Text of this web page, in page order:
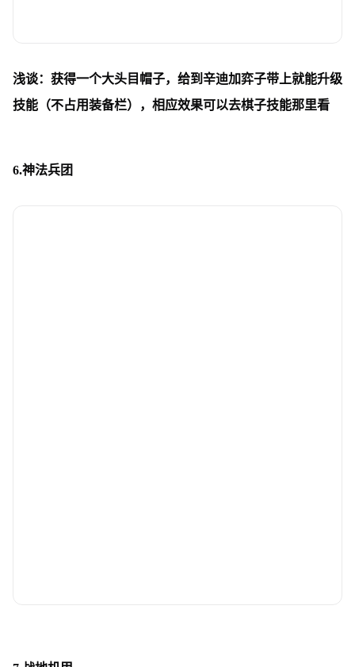
浅谈：获得一个大头目帽子，给到辛迪加弈子带上就能升级
技能（不占用装备栏），相应效果可以去棋子技能那里看
6.神法兵团